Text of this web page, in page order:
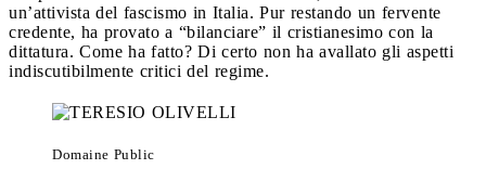
un’attivista del fascismo in Italia. Pur restando un fervente
credente, ha provato a “bilanciare” il cristianesimo con la
dittatura. Come ha fatto? Di certo non ha avallato gli aspetti
indiscutibilmente critici del regime.
Domaine Public